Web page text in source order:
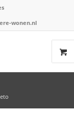
wonen.nl